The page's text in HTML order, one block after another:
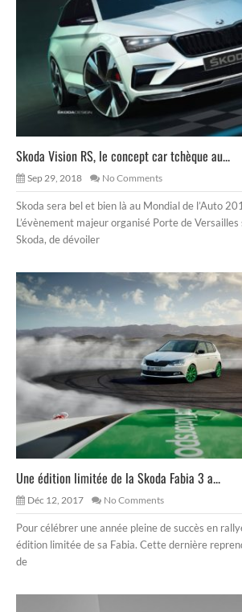
Skoda Vision RS, le concept car tchèque au...
Sep 29, 2018 No Comments
Skoda sera bel et bien là au Mondial de l’Auto
L’évènement majeur organisé Porte de Versailles
Skoda, de dévoiler
Une édition limitée de la Skoda Fabia 3 a...
Déc 12, 2017 No Comments
Pour célébrer une année pleine de succès en
édition limitée de sa Fabia. Cette dernière
de